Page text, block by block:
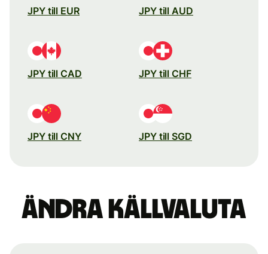
JPY till EUR JPY till AUD
JPY till CAD JPY till CHF
JPY till CNY JPY till SGD
Ändra källvaluta